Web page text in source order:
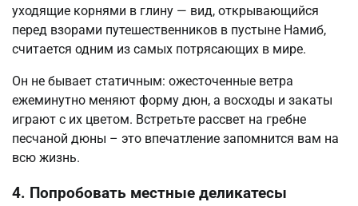
уходящие корнями в глину — вид, открывающийся
перед взорами путешественников в пустыне Намиб,
считается одним из самых потрясающих в мире.
Он не бывает статичным: ожесточенные ветра
ежеминутно меняют форму дюн, а восходы и закаты
играют с их цветом. Встретьте рассвет на гребне
песчаной дюны – это впечатление запомнится вам на
всю жизнь.
4. Попробовать местные деликатесы